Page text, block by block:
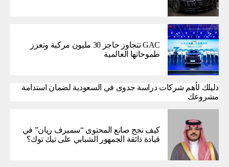
GAC تتجاوز حاجز 30 مليون مركبة وتعزز
طموحاتها العالمية
دليلك لأهم شركات دراسة جدوى في السعودية لضمان استدامة
مشروعك
كيف نجح صانع المحتوى “سميرف ريان” في
قيادة ذائقة الجمهور الشبابي على تيك توك؟